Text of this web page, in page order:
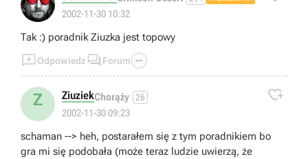
2002-11-30 10:32
Tak :) poradnik Ziuzka jest topowy
Odpowiedz  Forum 
Z ZiuziekChorąży 26
2002-11-30 09:23

schaman --> heh, postarałem się z tym poradnikiem bo
gra mi się podobała (może teraz ludzie uwierzą, że